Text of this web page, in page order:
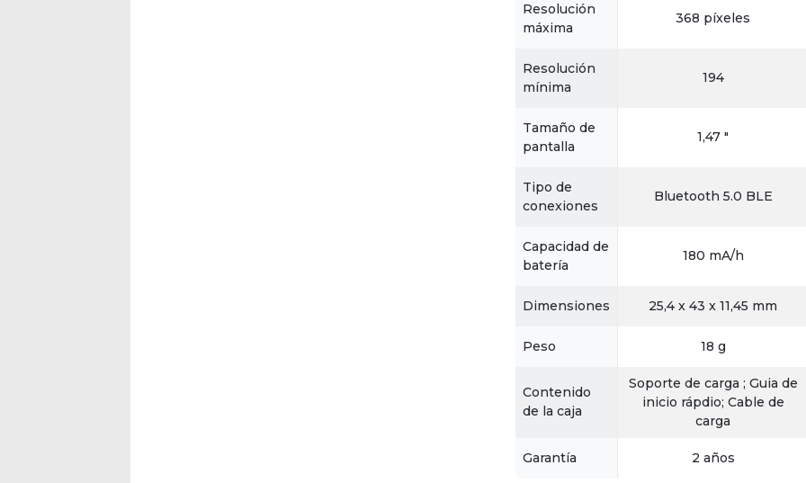
Resolución
máxima
368 píxeles
Resolución
mínima
194
Tamaño de
pantalla
1,47 "
Tipo de
conexiones
Bluetooth 5.0 BLE
Capacidad de
batería
180 mA/h
Dimensiones 25,4 x 43 x 11,45 mm
Peso 18 g
Contenido
de la caja
Soporte de carga ; Guia de
inicio rápdio; Cable de
carga
Garantía 2 años